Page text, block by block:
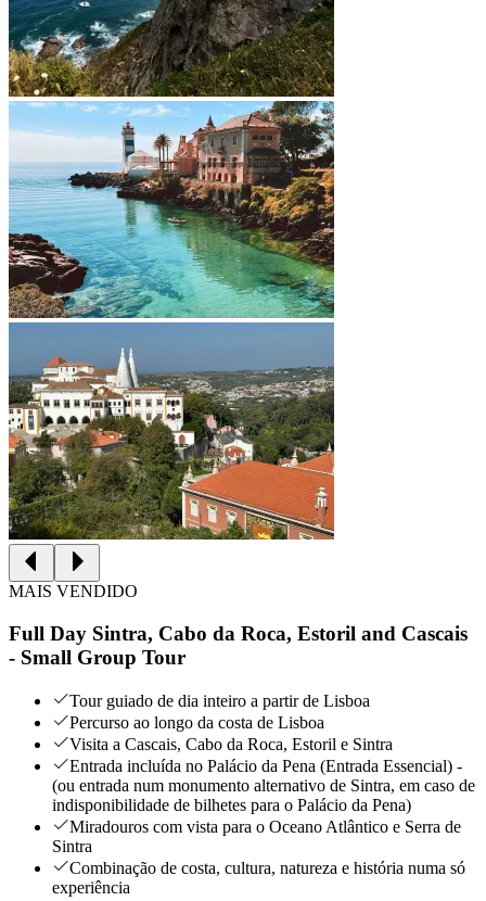
MAIS VENDIDO
Full Day Sintra, Cabo da Roca, Estoril and Cascais
- Small Group Tour
Tour guiado de dia inteiro a partir de Lisboa
Percurso ao longo da costa de Lisboa
Visita a Cascais, Cabo da Roca, Estoril e Sintra
Entrada incluída no Palácio da Pena (Entrada Essencial) -
(ou entrada num monumento alternativo de Sintra, em caso de
indisponibilidade de bilhetes para o Palácio da Pena)
Miradouros com vista para o Oceano Atlântico e Serra de
Sintra
Combinação de costa, cultura, natureza e história numa só
experiência